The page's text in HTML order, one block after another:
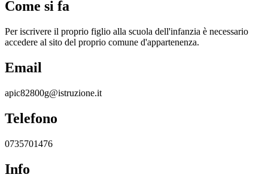
Come si fa
Per iscrivere il proprio figlio alla scuola dell'infanzia è necessario
accedere al sito del proprio comune d'appartenenza.
Email
apic82800g@istruzione.it
Telefono
0735701476
Info